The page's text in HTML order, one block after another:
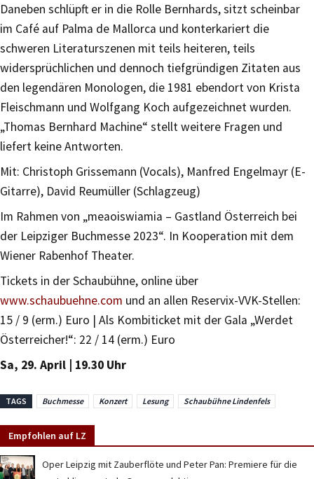
Daneben schlüpft er in die Rolle Bernhards, sitzt scheinbar
im Café auf Palma de Mallorca und konterkariert die
schweren Literaturszenen mit teils heiteren, teils
widersprüchlichen und dennoch tiefgründigen Zitaten aus
den legendären Monologen, die 1981 ebendort von Krista
Fleischmann und Wolfgang Koch aufgezeichnet wurden.
„Thomas Bernhard Machine“ stellt weitere Fragen und
liefert keine Antworten.
Mit: Christoph Grissemann (Vocals), Manfred Engelmayr (E-
Gitarre), David Reumüller (Schlagzeug)
Im Rahmen von „meaoiswiamia – Gastland Österreich bei
der Leipziger Buchmesse 2023“. In Kooperation mit dem
Wiener Rabenhof Theater.
Tickets in der Schaubühne, online über
www.schaubuehne.com und an allen Reservix-VVK-Stellen:
15 / 9 (erm.) Euro | Als Kombiticket mit der Gala „Werdet
Österreicher!“: 22 / 14 (erm.) Euro
Sa, 29. April | 19.30 Uhr
TAGS Buchmesse Konzert Lesung Schaubühne Lindenfels
Empfohlen auf LZ
Oper Leipzig mit Zauberflöte und Peter Pan: Premiere für die